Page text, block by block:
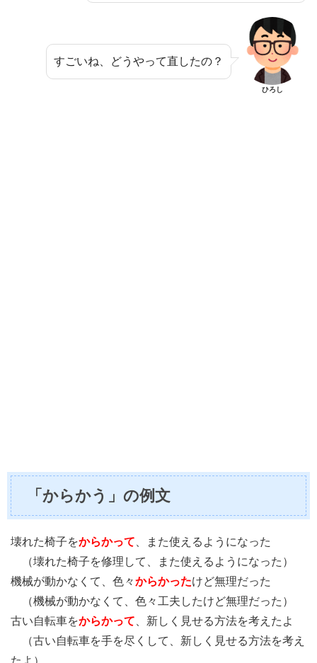
すごいね、どうやって直したの？
ひろし
「からかう」の例文
壊れた椅子をからかって 、また使えるようになった
（壊れた椅子を修理して、また使えるようになった）
機械が動かなくて、色々からかったけど無理だった
（機械が動かなくて、色々工夫したけど無理だった）
古い自転車をからかって 、新しく見せる方法を考えたよ
（古い自転車を手を尽くして、新しく見せる方法を考え
たよ）